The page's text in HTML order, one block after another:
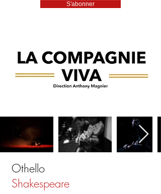
S'abonner
Othello
Shakespeare